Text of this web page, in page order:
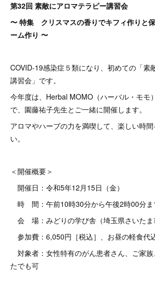
第32回 素敵にアロマテラピー講習会
〜 特集 クリスマスの香りでキフィ作りと
ーム作り 〜
COVID-19感染症５類になり、初めての「素
講習会」です。
今年度は、Herbal MOMO（ハーバル・モモ
で、園藤祐子先生とご一緒に開催します。
アロマやハーブの力を満喫して、楽しい時
い。
＜開催概要＞
開催日：令和5年12月15日（金）
時 間：午前10時30分から午後2時00分ま
会 場：みどりの学び舎（埼玉県さいたま
参加費：6,050円［税込］、お昼の軽食代
対象者：女性特有のがん患者さん、ご家
たでも可